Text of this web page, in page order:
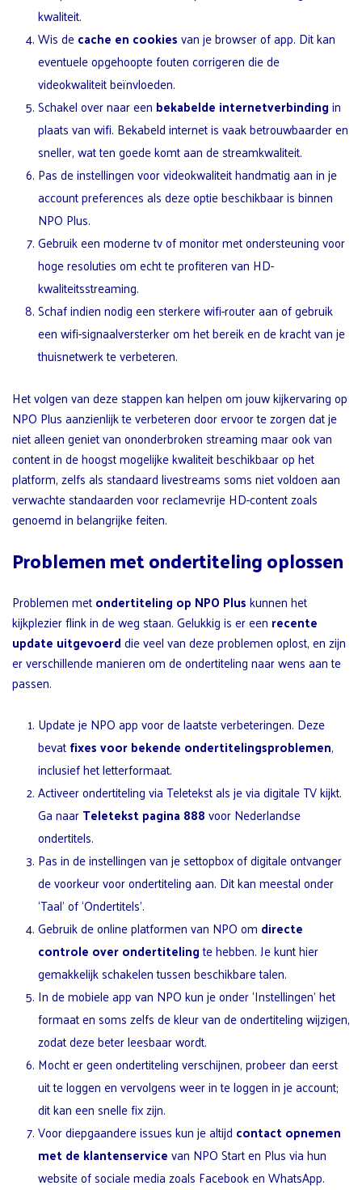
kwaliteit.
Wis decache en cookiesvan je browser of app. Dit kan
eventuele opgehoopte fouten corrigeren die de
videokwaliteit beïnvloeden.
Schakel over naar een bekabelde internetverbindingin
plaats van wifi. Bekabeld internet is vaak betrouwbaarder en
sneller, wat ten goede komt aan de streamkwaliteit.
Pas de instellingen voor videokwaliteit handmatig aan in je
account preferences als deze optie beschikbaar is binnen
NPO Plus.
Gebruik een moderne tv of monitor met ondersteuning voor
hoge resoluties om echt te profiteren van HD-
kwaliteitsstreaming.
Schaf indien nodig een sterkere wifi-router aan of gebruik
een wifi-signaalversterker om het bereik en de kracht van je
thuisnetwerk te verbeteren.
Het volgen van deze stappen kan helpen om jouw kijkervaring op
NPO Plus aanzienlijk te verbeteren door ervoor te zorgen dat je
niet alleen geniet van ononderbroken streaming maar ook van
content in de hoogst mogelijke kwaliteit beschikbaar op het
platform, zelfs als standaard livestreams soms niet voldoen aan
verwachte standaarden voor reclamevrije HD-content zoals
genoemd in belangrijke feiten.
Problemen met ondertiteling oplossen
Problemen metondertiteling op NPO Pluskunnen het
kijkplezier flink in de weg staan. Gelukkig is er een recente
update uitgevoerddie veel van deze problemen oplost, en zijn
er verschillende manieren om de ondertiteling naar wens aan te
passen.
Update je NPO app voor de laatste verbeteringen. Deze
bevatfixes voor bekende ondertitelingsproblemen,
inclusief het letterformaat.
Activeer ondertiteling via Teletekst als je via digitale TV kijkt.
Ga naarTeletekst pagina 888voor Nederlandse
ondertitels.
Pas in de instellingen van je settopbox of digitale ontvanger
de voorkeur voor ondertiteling aan. Dit kan meestal onder
‘Taal’ of ‘Ondertitels’.
Gebruik de online platformen van NPO om directe
controle over ondertitelingte hebben. Je kunt hier
gemakkelijk schakelen tussen beschikbare talen.
In de mobiele app van NPO kun je onder ‘Instellingen’ het
formaat en soms zelfs de kleur van de ondertiteling wijzigen,
zodat deze beter leesbaar wordt.
Mocht er geen ondertiteling verschijnen, probeer dan eerst
uit te loggen en vervolgens weer in te loggen in je account;
dit kan een snelle fix zijn.
Voor diepgaandere issues kun je altijd contact opnemen
met de klantenservicevan NPO Start en Plus via hun
website of sociale media zoals Facebook en WhatsApp.